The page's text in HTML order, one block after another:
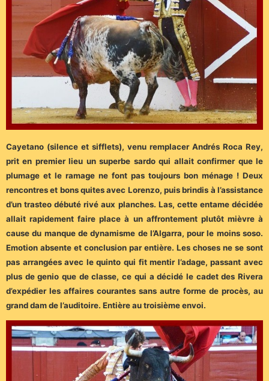
Cayetano (silence et sifflets), venu remplacer Andrés Roca Rey,
prit en premier lieu un superbe sardo qui allait confirmer que le
plumage et le ramage ne font pas toujours bon ménage ! Deux
rencontres et bons quites avec Lorenzo, puis brindis à l’assistance
d’un trasteo débuté rivé aux planches. Las, cette entame décidée
allait rapidement faire place à un affrontement plutôt mièvre à
cause du manque de dynamisme de l’Algarra, pour le moins soso.
Emotion absente et conclusion par entière. Les choses ne se sont
pas arrangées avec le quinto qui fit mentir l’adage, passant avec
plus de genio que de classe, ce qui a décidé le cadet des Rivera
d’expédier les affaires courantes sans autre forme de procès, au
grand dam de l’auditoire. Entière au troisième envoi.